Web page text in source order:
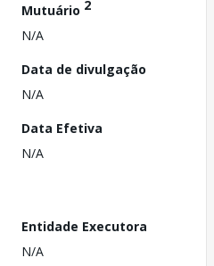
Mutuário 2
N/A
Data de divulgação
N/A
Data Efetiva
N/A
Entidade Executora
N/A